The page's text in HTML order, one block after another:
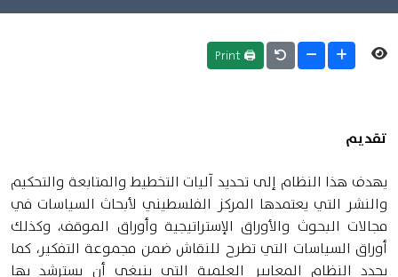
🖨 Print
تقديم
يهدف هذا النظام إلى تحديد آليات التخطيط والمتابعة والتحكيم
والنشر التي يعتمدها المركز الفلسطيني لأبحاث السياسات في
مجالات البحوث والأوراق الإستراتيجية وأوراق الموقف، وكذلك
أوراق السياسات التي تطرح للنقاش ضمن مجموعة التفكير، كما
يحدد النظام المعايير العلمية التي ينبغي أن يسترشد بها